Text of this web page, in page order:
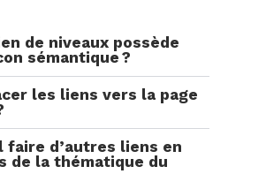
de niveaux possède
sémantique ?
les liens vers la page
faire d’autres liens en
de la thématique du